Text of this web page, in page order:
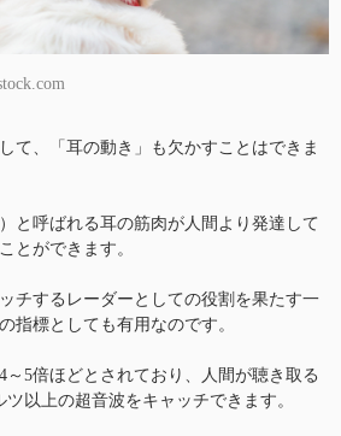
て、「耳の動き」も欠かすことはできま
と呼ばれる耳の筋肉が人間より発達して
とができます。
チするレーダーとしての役割を果たす一
指標としても有用なのです。
～5倍ほどとされており、人間が聴き取る
以上の超音波をキャッチできます。